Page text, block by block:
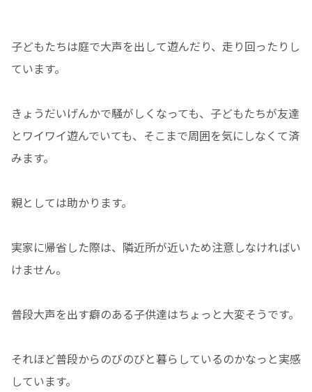
子どもたちは庭で大声を出して遊んだり、走り回ったりし
ています。
きょうだいげんかで騒がしくなっても、子どもたちが友達
とワイワイ遊んでいても、そこまで周囲を気にしなくて済
みます。
親としては助かります。
実家に帰省した際は、隣近所が近いため注意しなければい
けません。
普段大声を出す癖のある子供達はちょっと大変そうです。
それほど普段からのびのびと暮らしているのかなっと実感
しています。